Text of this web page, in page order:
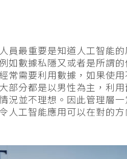
員最重要是知道人工智能
如數據私隱又或者是所謂
常需要利用數據，如果使
部分都是以男性為主，利
況並不理想。因此管理層
人工智能應用可以在對的方